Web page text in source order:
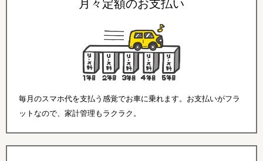
月々定額のお支払い
毎月のスマホ代を支払う感覚でお車に乗れます。お支払いがフラ
ットなので、家計管理もラクラク。